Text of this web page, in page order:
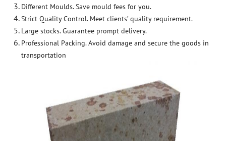
Different Moulds. Save mould fees for you.
Strict Quality Control. Meet clients’ quality requirement.
Large stocks. Guarantee prompt delivery.
Professional Packing. Avoid damage and secure the goods in
transportation